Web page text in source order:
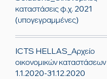
καταστάσεις φ.χ. 2021
(υπογεγραμμένες)
ICTS HELLAS_Αρχείο
οικονομικών καταστάσεων
1.1.2020-31.12.2020